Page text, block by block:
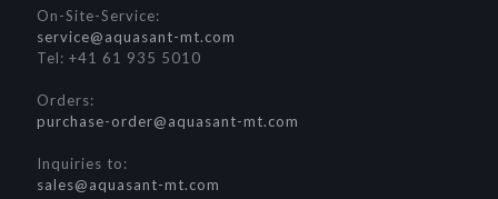
On-Site-Service:
service@aquasant-mt.com
Tel: +41 61 935 5010
Orders:
purchase-order@aquasant-mt.com
Inquiries to:
sales@aquasant-mt.com